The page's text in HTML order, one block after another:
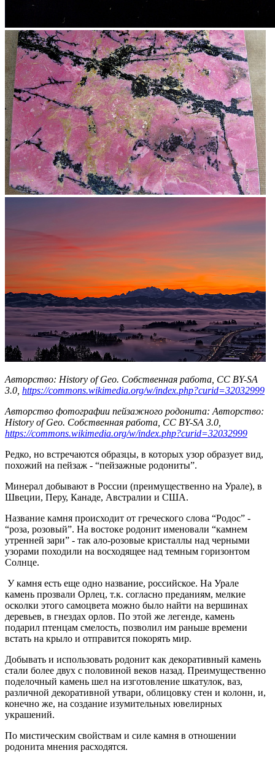
Авторство: History of Geo. Собственная работа, CC BY-SA
3.0, https://commons.wikimedia.org/w/index.php?curid=32032999
Авторство фотографии пейзажного родонита: Авторство:
History of Geo. Собственная работа, CC BY-SA 3.0,
https://commons.wikimedia.org/w/index.php?curid=32032999
Редко, но встречаются образцы, в которых узор образует вид,
похожий на пейзаж - “пейзажные родониты”.
Минерал добывают в России (преимущественно на Урале), в
Швеции, Перу, Канаде, Австралии и США.
Название камня происходит от греческого слова “Родос” -
“роза, розовый”. На востоке родонит именовали “камнем
утренней зари” - так ало-розовые кристаллы над черными
узорами походили на восходящее над темным горизонтом
Солнце.
У камня есть еще одно название, российское. На Урале
камень прозвали Орлец, т.к. согласно преданиям, мелкие
осколки этого самоцвета можно было найти на вершинах
деревьев, в гнездах орлов. По этой же легенде, камень
подарил птенцам смелость, позволил им раньше времени
встать на крыло и отправится покорять мир.
Добывать и использовать родонит как декоративный камень
стали более двух с половиной веков назад. Преимущественно
поделочный камень шел на изготовление шкатулок, ваз,
различной декоративной утвари, облицовку стен и колонн, и,
конечно же, на создание изумительных ювелирных
украшений.
По мистическим свойствам и силе камня в отношении
родонита мнения расходятся.